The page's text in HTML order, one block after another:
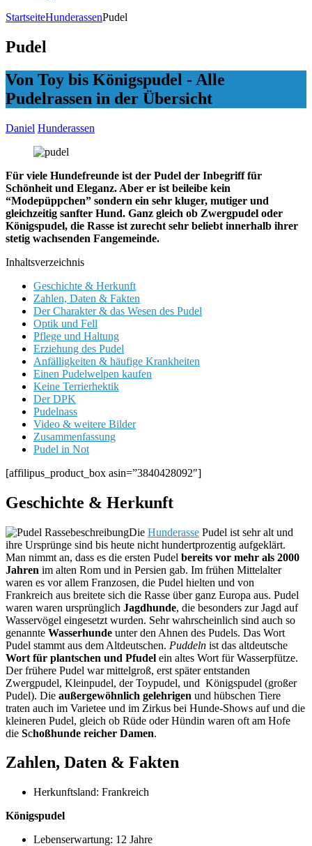
StartseiteHunderassenPudel
Pudel
Von Toy bis Königspudel - Alle
Pudelrassen in der Übersicht
Daniel Hunderassen
Für viele Hundefreunde ist der Pudel der Inbegriff für
Schönheit und Eleganz. Aber er ist beileibe kein
“Modepüppchen” sondern ein sehr kluger, mutiger und
gleichzeitig sanfter Hund. Ganz gleich ob Zwergpudel oder
Königspudel, die Rasse ist zurecht sehr beliebt innerhalb ihrer
stetig wachsenden Fangemeinde.
Inhaltsverzeichnis
Geschichte & Herkunft
Zahlen, Daten & Fakten
Der Charakter & das Wesen des Pudel
Optik und Fell
Pflege und Haltung
Erziehung des Pudel
Anfälligkeiten & häufige Krankheiten
Einen Pudelwelpen kaufen
Keine Terrierhektik
Der DPK
Pudelnass
Video & weitere Bilder
Zusammenfassung
Pudel in Not
[affilipus_product_box asin=”3840428092″]
Geschichte & Herkunft
Die Hunderasse Pudel ist sehr alt und
ihre Ursprünge sind bis heute nicht hundertprozentig aufgeklärt.
Man nimmt an, dass es die ersten Pudel bereits vor mehr als 2000
Jahren im alten Rom und in Persien gab. Im frühen Mittelalter
waren es vor allem Franzosen, die Pudel hielten und von
Frankreich aus breitete sich die Rasse über ganz Europa aus. Pudel
waren waren ursprünglich Jagdhunde, die besonders zur Jagd auf
Wasservögel eingesetzt wurden. Sehr wahrscheinlich sind auch so
genannte Wasserhunde unter den Ahnen des Pudels. Das Wort
Pudel stammt aus dem Altdeutschen. Puddeln ist das altdeutsche
Wort für plantschen und Pfudel ein altes Wort für Wasserpfütze.
Der frühere Pudel war mittelgroß, erst später entstanden
Zwergpudel, Kleinpudel, der Toypudel, und Königspudel (großer
Pudel). Die außergewöhnlich gelehrigen und hübschen Tiere
traten auch im Varietee und im Zirkus bei Hunde-Shows auf und die
kleineren Pudel, gleich ob Rüde oder Hündin waren oft am Hofe
die Schoßhunde reicher Damen.
Zahlen, Daten & Fakten
Herkunftsland: Frankreich
Königspudel
Lebenserwartung: 12 Jahre